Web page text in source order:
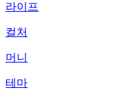
라이프
컬처
머니
테마